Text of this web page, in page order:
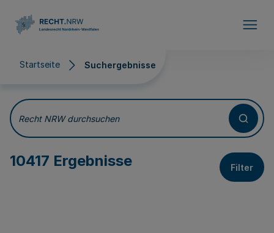
Startseite Suchergebnisse
Suchergebnisse
Recht NRW durchsuchen
10417 Ergebnisse Filter